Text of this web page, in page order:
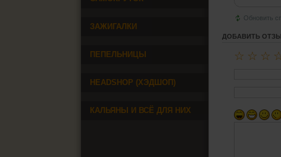
Обновить
ДОБАВИТЬ
☆
☆
☆
ЗАЖИГАЛКИ
ПЕПЕЛЬНИЦЫ
HEADSHOP (ХЭДШОП)
КАЛЬЯНЫ И ВСЁ ДЛЯ НИХ